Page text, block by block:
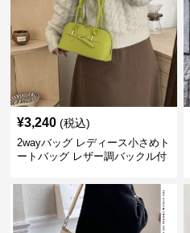
¥3,240 (税込)
2wayバッグ レディース小さめト
ートバッグ レザー調バックル付